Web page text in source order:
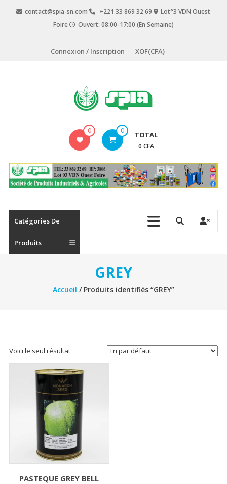
contact@spia-sn.com +221 33 869 32 69
Lot°3 VDN Ouest
Foire
Ouvert: 08:00-17:00 (En Semaine)
Connexion / Inscription XOF(CFA)
Produits
Industriels
0 0 TOTAL
0 CFA
Catégories De
Produits
GREY
Accueil / Produits identifiés “GREY”
Voici le seul résultat
PASTEQUE GREY BELL